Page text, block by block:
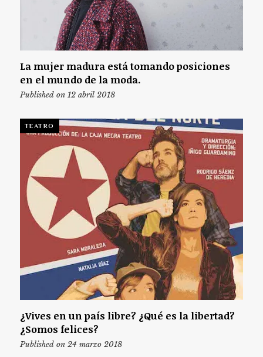
La mujer madura está tomando posiciones
en el mundo de la moda.
Published on 12 abril 2018
TEATRO
¿Vives en un país libre? ¿Qué es la libertad?
¿Somos felices?
Published on 24 marzo 2018